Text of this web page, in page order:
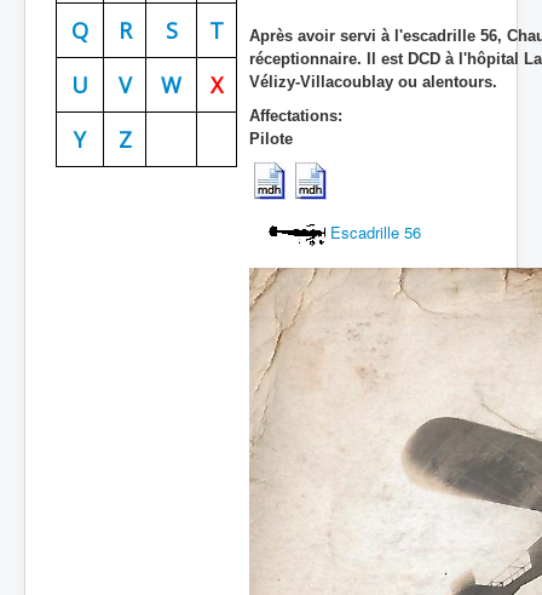
Batailles
Cahiers des As
Q
R S
T
U
V W
X
Y
Z
Après avoir servi à l'escadrille 56,
réceptionnaire. Il est DCD à l'hôpital
Vélizy-Villacoublay ou alentours.
Affectations:
Pilote
Escadrille 56